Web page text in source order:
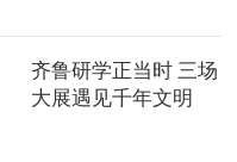
齐鲁研学正当时 三场
大展遇见千年文明